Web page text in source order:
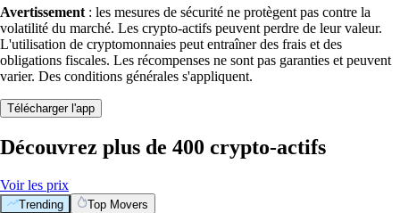
Avertissement : les mesures de sécurité ne protègent pas contre la
volatilité du marché. Les crypto-actifs peuvent perdre de leur valeur.
L'utilisation de cryptomonnaies peut entraîner des frais et des
obligations fiscales. Les récompenses ne sont pas garanties et peuvent
varier. Des conditions générales s'appliquent.
Télécharger l'app
Découvrez plus de 400 crypto-actifs
Voir les prix
Trending Top Movers